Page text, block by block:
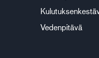
Vedenpitävä